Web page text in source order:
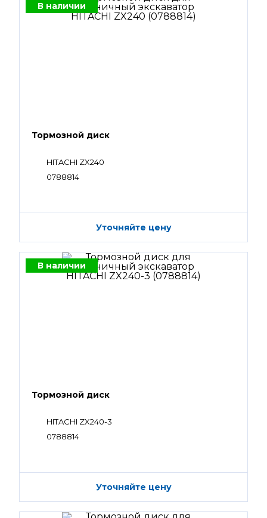
В наличии
Тормозной диск
HITACHI ZX240
0788814
Уточняйте цену
В наличии
Тормозной диск
HITACHI ZX240-3
0788814
Уточняйте цену